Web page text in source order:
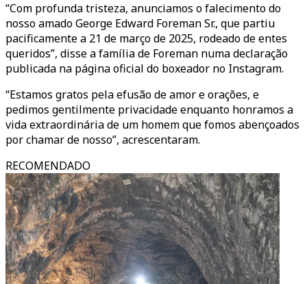
“Com profunda tristeza, anunciamos o falecimento do
nosso amado George Edward Foreman Sr., que partiu
pacificamente a 21 de março de 2025, rodeado de entes
queridos”, disse a família de Foreman numa declaração
publicada na página oficial do boxeador no Instagram.
“Estamos gratos pela efusão de amor e orações, e
pedimos gentilmente privacidade enquanto honramos a
vida extraordinária de um homem que fomos abençoados
por chamar de nosso”, acrescentaram.
RECOMENDADO